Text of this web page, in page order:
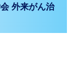
外来がん治